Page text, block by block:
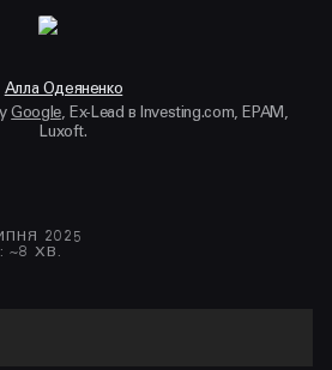
Алла Одеяненко
уGoogle, Ex-Lead в Investing.com, EPAM,
Luxoft.
2025
: ~8 ХВ.